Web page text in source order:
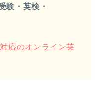
験・英検・
応のオンライン英